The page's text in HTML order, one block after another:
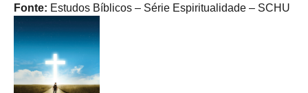
Fonte: Estudos Bíblicos – Série Espiritualidade – SCHU